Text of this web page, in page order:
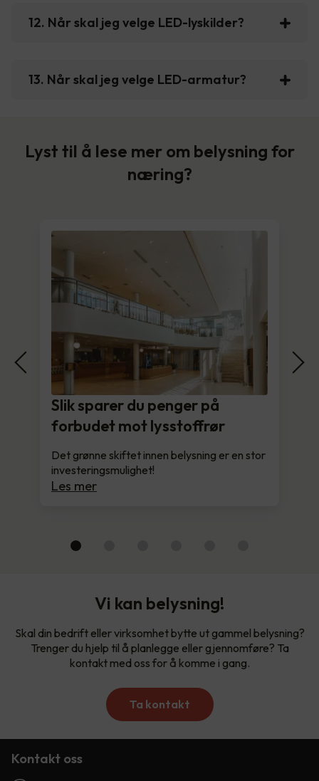
12. Når skal jeg velge LED-lyskilder?
13. Når skal jeg velge LED-armatur?
Lyst til å lese mer om belysning for
næring?
Slik sparer du penger på
forbudet mot lysstoffrør
Det grønne skiftet innen belysning er en stor
investeringsmulighet!
Les mer
Vi kan belysning!
Skal din bedrift eller virksomhet bytte ut gammel belysning?
Trenger du hjelp til å planlegge eller gjennomføre? Ta
kontakt med oss for å komme i gang.
Ta kontakt
Kontakt oss